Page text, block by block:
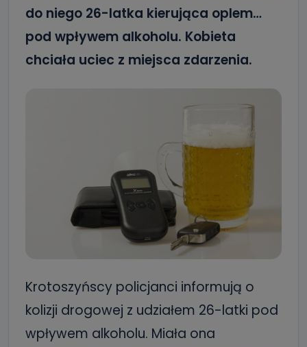
do niego 26-latka kierująca oplem…
pod wpływem alkoholu. Kobieta
chciała uciec z miejsca zdarzenia.
Krotoszyńscy policjanci informują o
kolizji drogowej z udziałem 26-latki pod
wpływem alkoholu. Miała ona